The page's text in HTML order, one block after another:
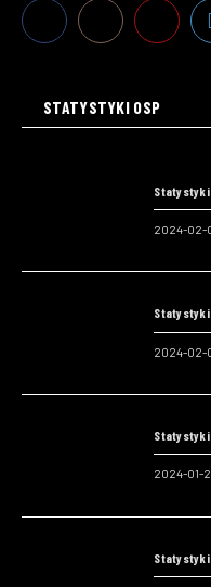
STATYSTYKI OSP
Statystyki
2024-02-
Statystyki
2024-02-
Statystyki
2024-01-
Statystyki